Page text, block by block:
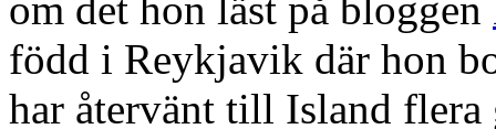
född i Reykjavik där hon
har återvänt till Island flera